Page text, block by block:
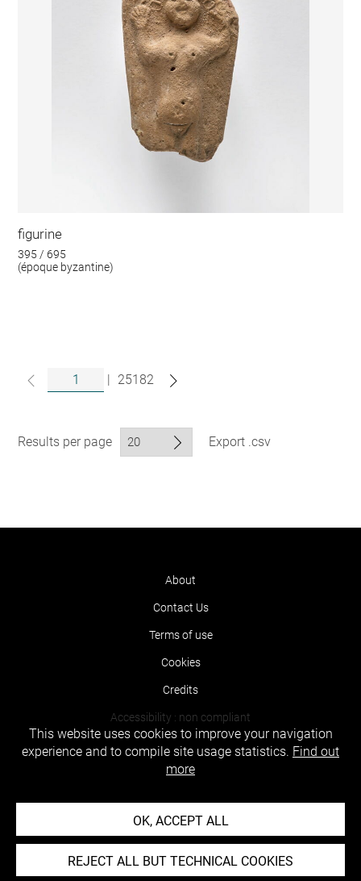
figurine
395 / 695
(époque byzantine)
| 25182
Results per page Export .csv
About
Contact Us
Terms of use
Cookies
Credits
Accessibility : non compliant
This website uses cookies to improve your navigation
experience and to compile site usage statistics. Find out
more
OK, ACCEPT ALL
REJECT ALL BUT TECHNICAL COOKIES